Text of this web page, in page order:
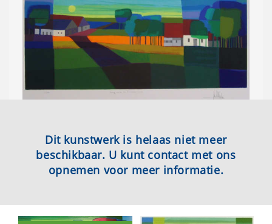
Dit kunstwerk is helaas niet meer
beschikbaar. U kunt contact met ons
opnemen voor meer informatie.